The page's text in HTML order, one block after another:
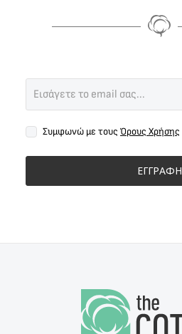
Συμφωνώ με τους Όρους Χρήσης
ΕΓΓΡΑΦΗ